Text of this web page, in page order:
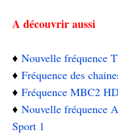
A découvrir aussi
♦️ Nouvelle fréquence
♦️ Fréquence des
♦️ Fréquence MBC2
♦️ Nouvelle fréquence
Sport 1